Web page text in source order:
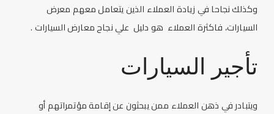
وكذلك نجاحا في زيادة العملاء الذين يتعامل معهم معرض
السيارات، فاكثرة العملاء هو دليل علي نجاح معارض السيارات .
تأجير السيارات
ويتبادر في ذهن العملاء ممن يبحثون عن إقامة مؤتمراتهم أو